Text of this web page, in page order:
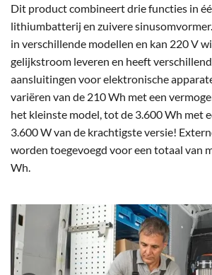
Dit product combineert drie functies in
lithiumbatterij en zuivere
in verschillende modellen en kan 220 V
gelijkstroom leveren en heeft
aansluitingen voor elektronische
variëren van de 210 Wh met een
het kleinste model, tot de 3.600 Wh met
3.600 W van de krachtigste versie!
worden toegevoegd voor een totaal van
Wh.